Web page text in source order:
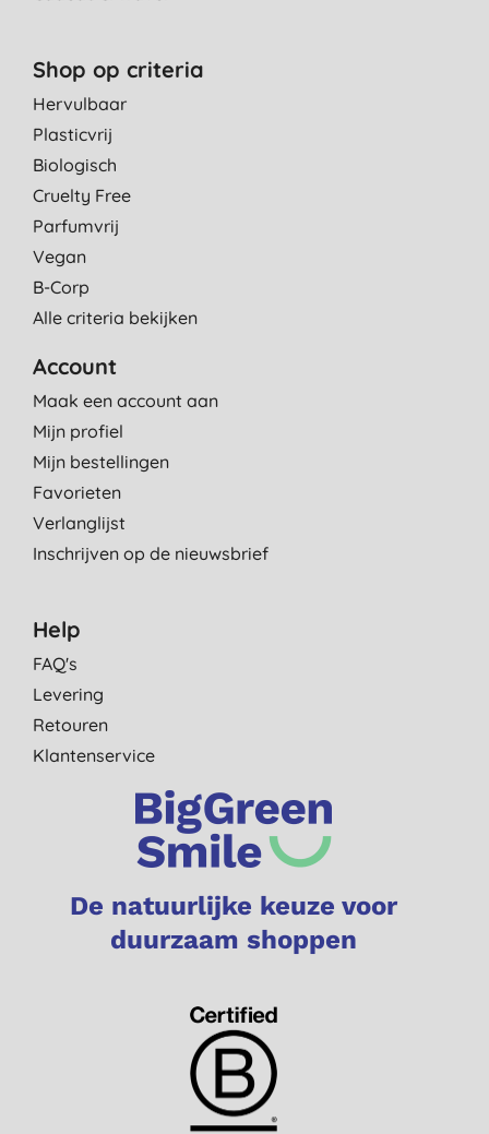
Shop op criteria
Hervulbaar
Plasticvrij
Biologisch
Cruelty Free
Parfumvrij
Vegan
B-Corp
Alle criteria bekijken
Account
Maak een account aan
Mijn profiel
Mijn bestellingen
Favorieten
Verlanglijst
Inschrijven op de nieuwsbrief
Help
FAQ's
Levering
Retouren
Klantenservice
De natuurlijke keuze voor
duurzaam shoppen